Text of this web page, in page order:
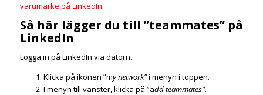
varumärke på LinkedIn
Så här lägger du till ”teammates” på
LinkedIn
Logga in på LinkedIn via datorn.
Klicka på ikonen ”my network”i menyn i toppen.
I menyn till vänster, klicka på ”add teammates”.